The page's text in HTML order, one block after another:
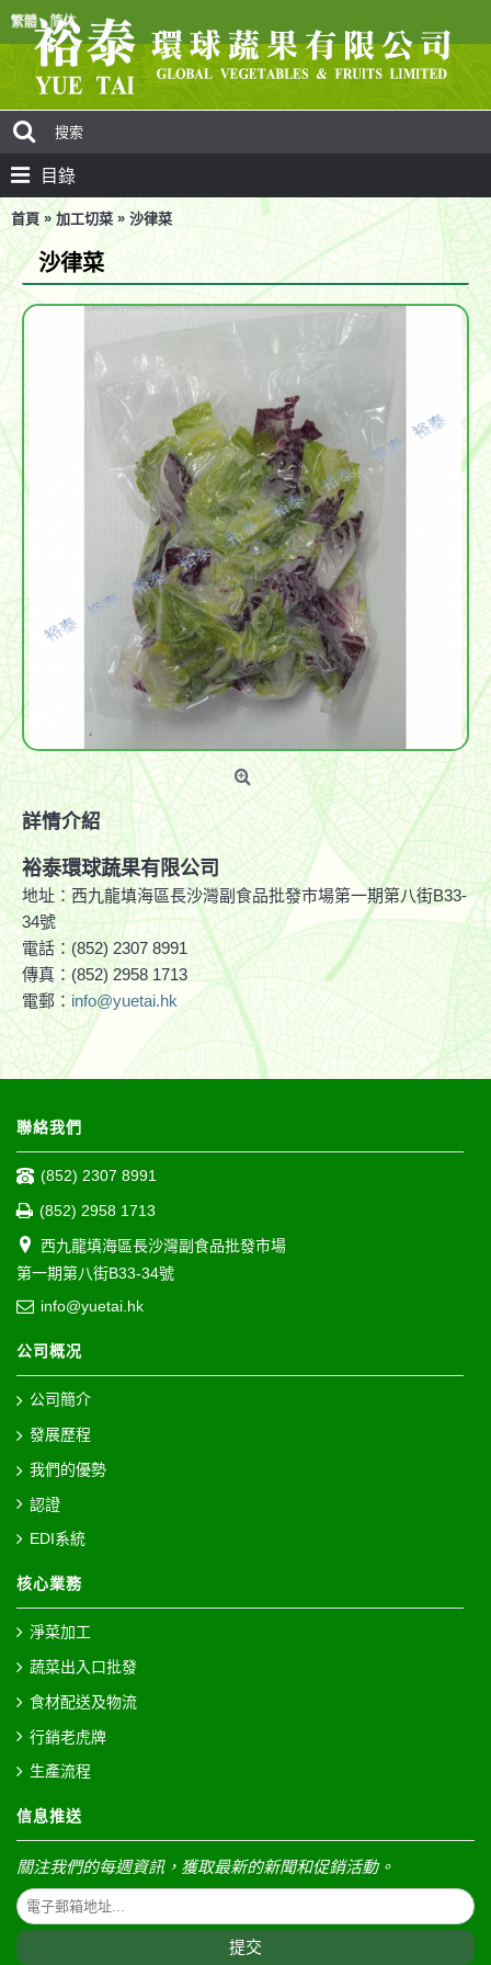
目錄
首頁 » 加工切菜 » 沙律菜
沙律菜
詳情介紹
裕泰環球蔬果有限公司
地址：西九龍填海區長沙灣副食品批發市場第一期第八街B33-
34號
電話：(852) 2307 8991
傳真：(852) 2958 1713
電郵：info@yuetai.hk
聯絡我們
(852) 2307 8991
(852) 2958 1713
西九龍填海區長沙灣副食品批發市場
第一期第八街B33-34號
info@yuetai.hk
公司概况
公司簡介
發展歷程
我們的優勢
認證
EDI系統
核心業務
淨菜加工
蔬菜出入口批發
食材配送及物流
行銷老虎牌
生產流程
信息推送
關注我們的每週資訊，獲取最新的新聞和促銷活動。
提交